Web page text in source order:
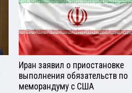
Иран заявил о приостановке
выполнения обязательств по
меморандуму с США